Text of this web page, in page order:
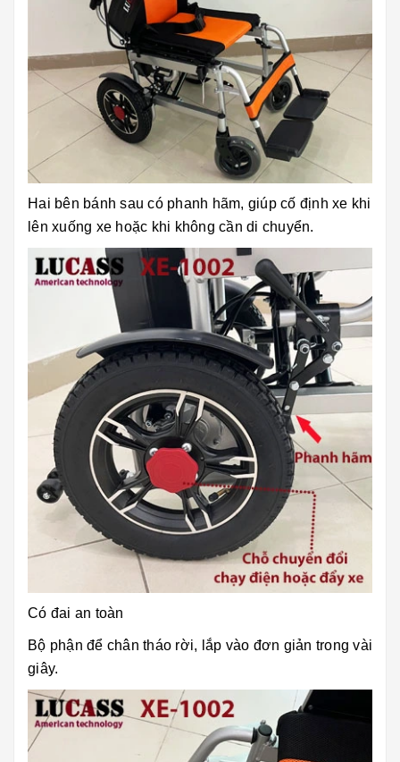
Hai bên bánh sau có phanh hãm, giúp cố định xe khi
lên xuống xe hoặc khi không cần di chuyển.
Có đai an toàn
Bộ phận để chân tháo rời, lắp vào đơn giản trong vài
giây.